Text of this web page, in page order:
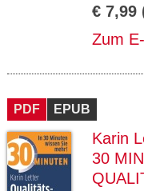
€ 7,99
Zum
PDF EPUB
Karin
30